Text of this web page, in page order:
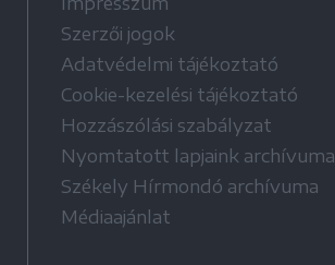
Szerzői jogok
Adatvédelmi tájékoztató
Cookie-kezelési tájékoztató
Hozzászólási szabályzat
Nyomtatott lapjaink archívuma
Székely Hírmondó archívuma
Médiaajánlat